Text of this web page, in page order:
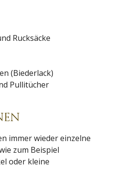
Rucksäcke
(Biederlack)
Pullitücher
immer wieder einzelne
zum Beispiel
oder kleine